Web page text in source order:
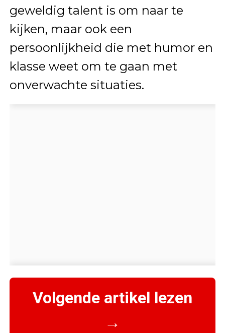
geweldig talent is om naar te
kijken, maar ook een
persoonlijkheid die met humor en
klasse weet om te gaan met
onverwachte situaties.
Volgende artikel lezen
→